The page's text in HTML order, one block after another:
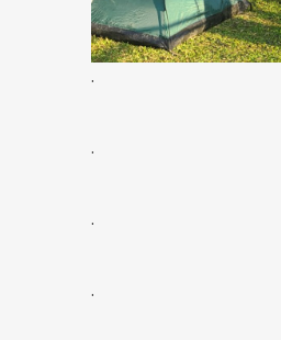
.
.
.
.